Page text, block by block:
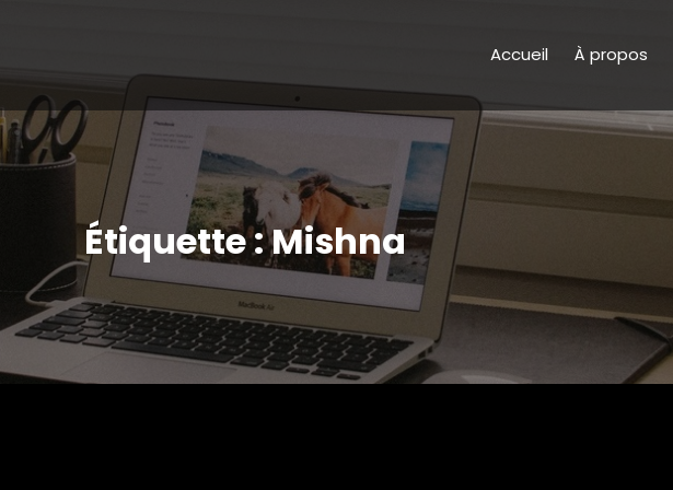
Accueil À propos
Étiquette : Mishna